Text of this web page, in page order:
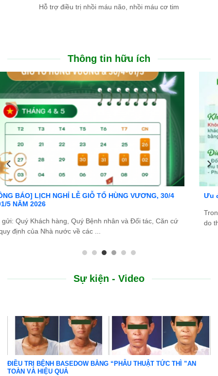
Hỗ trợ điều trị nhồi máu não, nhồi máu cơ tim
Thông tin hữu ích
Ưu đãi đặc biệt: Khám chữa bệnh áp dụng BHYT
Trong tinh thần đồng hành cùng người dân vượt qua khó khăn
do thiên tai lũ lụt, Bệnh viện Bình Dân ...
Sự kiện - Video
ĐIỀU TRỊ BỆNH BASEDOW BẰNG “PHẪU THUẬT TỨC THÌ ”AN
TOÀN VÀ HIỆU QUẢ